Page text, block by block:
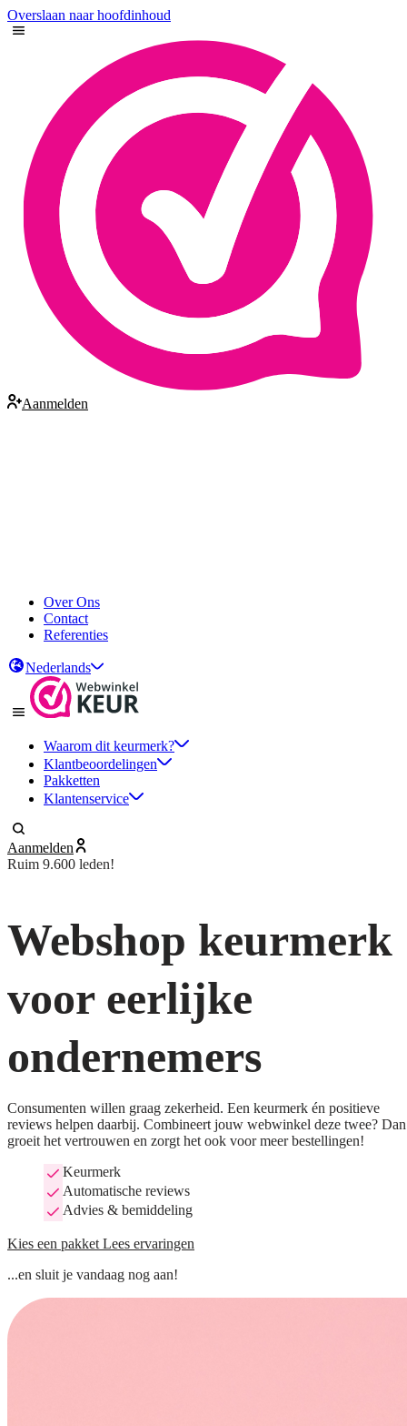
Overslaan naar hoofdinhoud
Aanmelden
Over Ons
Contact
Referenties
Nederlands
Waarom dit keurmerk?
Klantbeoordelingen
Pakketten
Klantenservice
Aanmelden
Ruim 9.600 leden!
Webshop keurmerk
voor eerlijke
ondernemers
Consumenten willen graag zekerheid. Een keurmerk én positieve
reviews helpen daarbij. Combineert jouw webwinkel deze twee? Dan
groeit het vertrouwen en zorgt het ook voor meer bestellingen!
Keurmerk
Automatische reviews
Advies & bemiddeling
Kies een pakket Lees ervaringen
...en sluit je vandaag nog aan!